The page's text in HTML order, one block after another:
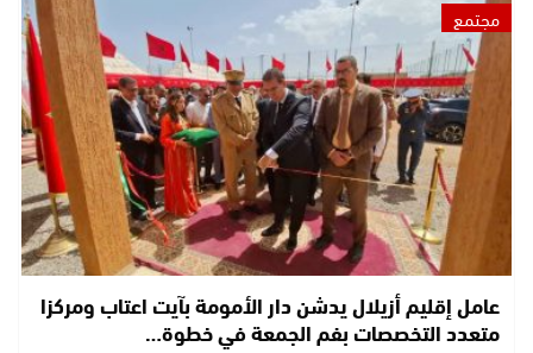
مجتمع
عامل إقليم أزيلال يدشن دار الأمومة بآيت اعتاب ومركزا
متعدد التخصصات بفم الجمعة في خطوة…